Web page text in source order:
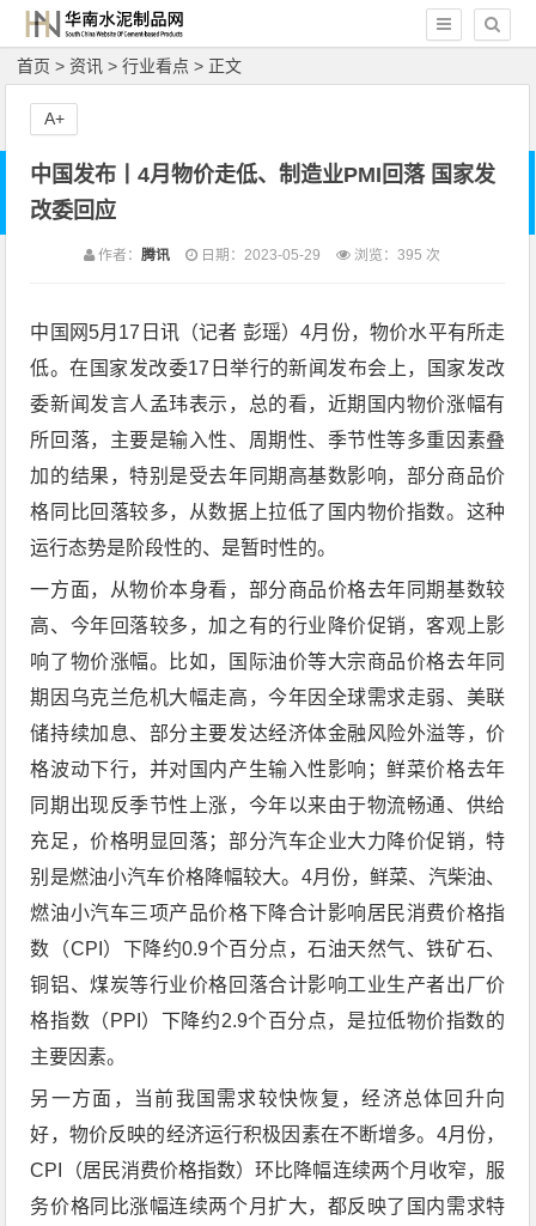
首页 >资讯 >行业看点 > 正文
中国发布丨4月物价走低、制造业PMI回落 国家发
改委回应
作者： 腾讯 日期：2023-05-29 浏览： 395 次
中国网5月17日讯（记者 彭瑶）4月份，物价水平有所走
低。在国家发改委17日举行的新闻发布会上，国家发改
委新闻发言人孟玮表示，总的看，近期国内物价涨幅有
所回落，主要是输入性、周期性、季节性等多重因素叠
加的结果，特别是受去年同期高基数影响，部分商品价
格同比回落较多，从数据上拉低了国内物价指数。这种
运行态势是阶段性的、是暂时性的。
一方面，从物价本身看，部分商品价格去年同期基数较
高、今年回落较多，加之有的行业降价促销，客观上影
响了物价涨幅。比如，国际油价等大宗商品价格去年同
期因乌克兰危机大幅走高，今年因全球需求走弱、美联
储持续加息、部分主要发达经济体金融风险外溢等，价
格波动下行，并对国内产生输入性影响；鲜菜价格去年
同期出现反季节性上涨，今年以来由于物流畅通、供给
充足，价格明显回落；部分汽车企业大力降价促销，特
别是燃油小汽车价格降幅较大。4月份，鲜菜、汽柴油、
燃油小汽车三项产品价格下降合计影响居民消费价格指
数（CPI）下降约0.9个百分点，石油天然气、铁矿石、
铜铝、煤炭等行业价格回落合计影响工业生产者出厂价
格指数（PPI）下降约2.9个百分点，是拉低物价指数的
主要因素。
另一方面，当前我国需求较快恢复，经济总体回升向
好，物价反映的经济运行积极因素在不断增多。4月份，
CPI（居民消费价格指数）环比降幅连续两个月收窄，服
务价格同比涨幅连续两个月扩大，都反映了国内需求特
A+